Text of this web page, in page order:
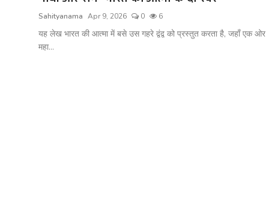
यात्रावृत्तांत
Sahityanama Apr 9, 2026 0 6
यह लेख भारत की आत्मा में बसे उस गहरे द्वंद्व को प्रस्तुत करता है, जहाँ एक ओर
महा...